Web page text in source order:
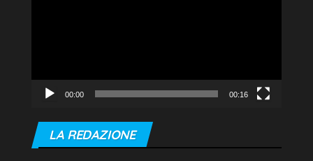
00:00 00:16
LA REDAZIONE